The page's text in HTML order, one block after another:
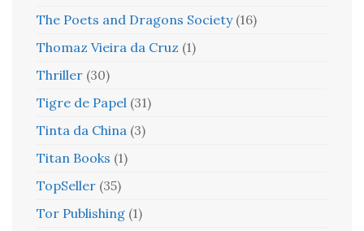
The Poets and Dragons Society (16)
Thomaz Vieira da Cruz (1)
Thriller (30)
Tigre de Papel (31)
Tinta da China (3)
Titan Books (1)
TopSeller (35)
Tor Publishing (1)